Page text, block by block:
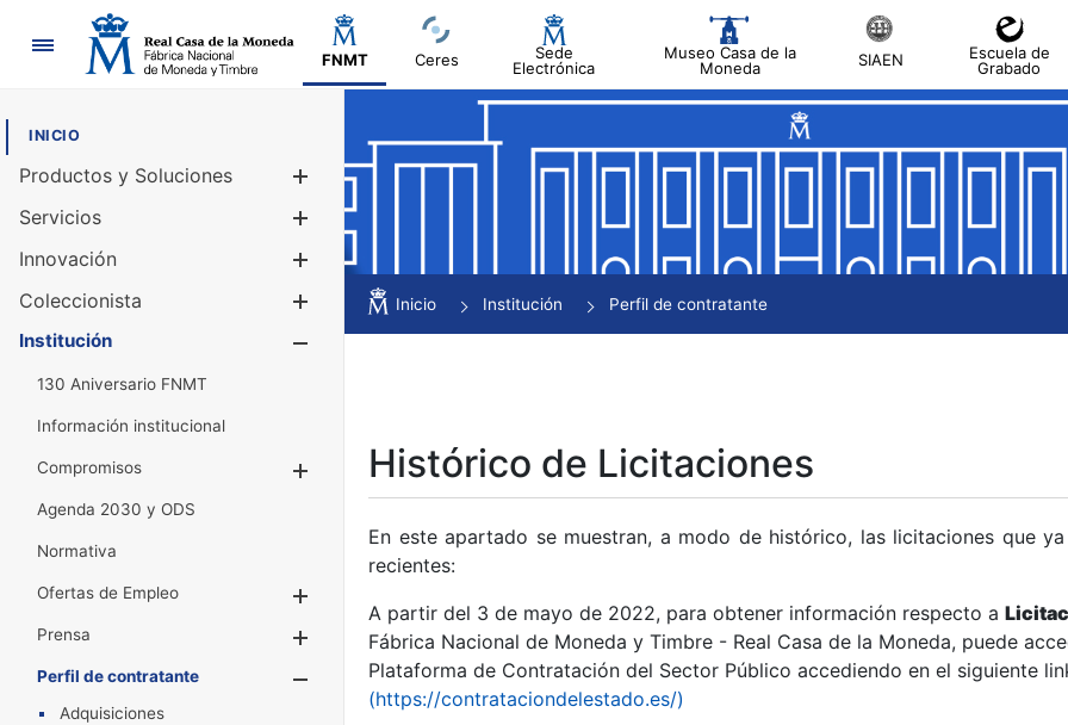
Navegación
FNMT Ceres
Sede
Electrónica
Museo Casa de la
Moneda
SIAEN
Escuela de
Grabado
INICIO
Productos y Soluciones
Mostrar/Ocultar
Servicios
Innovación
Coleccionista
Mostrar/Ocultar
Institución
130 Aniversario FNMT
Información institucional
Compromisos
Mostrar/Ocultar
Agenda 2030 y ODS
Normativa
Ofertas de Empleo
Prensa
Mostrar/Ocultar
Perfil de contratante
Mostrar/Ocultar
Adquisiciones
Inicio Institución Perfil de contratante
Histórico de Licitaciones
En este apartado se muestran, a modo de histórico, las licitaciones que
recientes:
A partir del 3 de mayo de 2022, para obtener información respecto a
Fábrica Nacional de Moneda y Timbre - Real Casa de la Moneda, puede
Plataforma de Contratación del Sector Público accediendo en el siguiente
(https://contrataciondelestado.es/)